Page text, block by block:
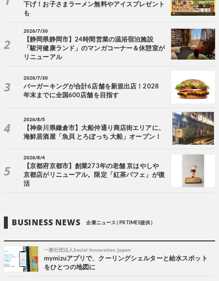
下げ！お子さまラーメン無料やアイスプレゼント
も
2026/7/30
【静岡県静岡市】24時間営業の温浴宿泊施設
「駿河健康ランド」のマンガコーナー＆休憩室が
リニューアル
2026/7/30
バーガーキングが合計6店舗を新規出店！2028
年末までに全国600店舗を目指す
2026/8/5
【神奈川県鎌倉市】大船仲通り商店街エリアに、
海鮮居酒屋「魚貝 とろぼっち 大船」オープン！
2026/8/4
【京都府京都市】創業273年の老舗 京はやしや
京都店がリニューアル。限定「紅茶パフェ」が復
活
BUSINESS NEWS 企業ニュース ( PR TIMES提供 )
一般社団法人Social Innovation Japan
mymizuアプリで、クーリングシェルターと給水スポット
をひとつの地図に